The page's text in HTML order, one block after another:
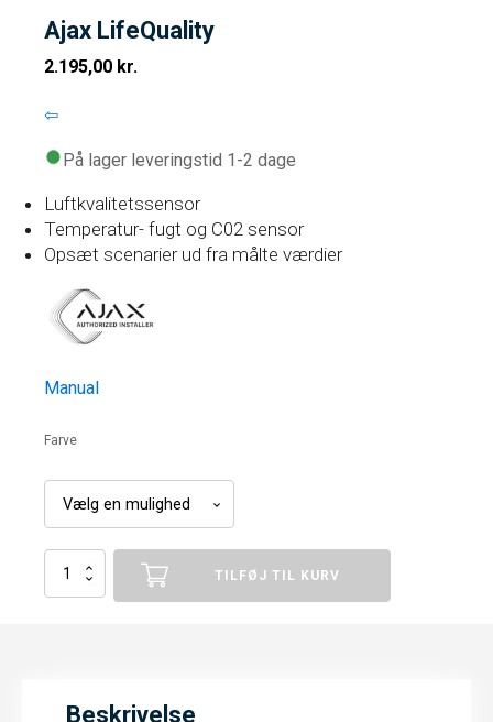
Ajax LifeQuality
2.195,00 kr.
⇦
På lager leveringstid 1-2 dage
Luftkvalitetssensor
Temperatur- fugt og C02 sensor
Opsæt scenarier ud fra målte værdier
Manual
Farve
Ajax
LifeQuality
antal
TILFØJ TIL KURV
Beskrivelse